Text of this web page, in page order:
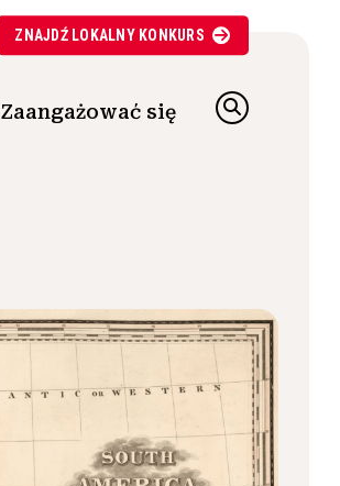
ZNAJDŹ LOKALNYKONKURS
Zaangażować się